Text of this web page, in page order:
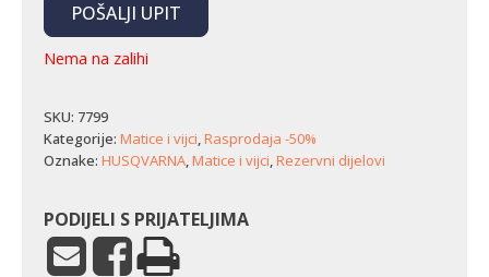
POŠALJI UPIT
Nema na zalihi
SKU: 7799
Kategorije: Matice i vijci,Rasprodaja -50%
Oznake: HUSQVARNA,Matice i vijci,Rezervni dijelovi
PODIJELI S PRIJATELJIMA